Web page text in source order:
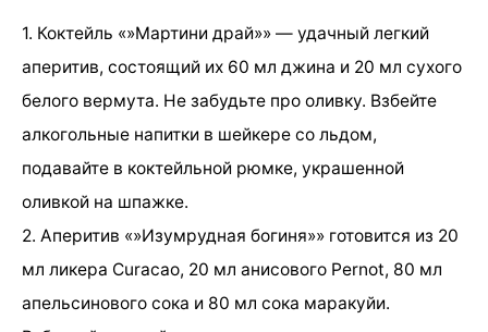
1. Коктейль «»Мартини драй»» — удачный легкий
аперитив, состоящий их 60 мл джина и 20 мл сухого
белого вермута. Не забудьте про оливку. Взбейте
алкогольные напитки в шейкере со льдом,
подавайте в коктейльной рюмке, украшенной
оливкой на шпажке.
2. Аперитив «»Изумрудная богиня»» готовится из 20
мл ликера Curacao, 20 мл анисового Pernot, 80 мл
апельсинового сока и 80 мл сока маракуйи.